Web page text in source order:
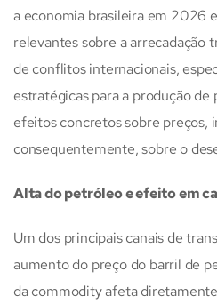
a economia brasileira em 2026
relevantes sobre a arrecadação
de conflitos internacionais,
estratégicas para a produção
efeitos concretos sobre preços,
consequentemente, sobre o
Alta do petróleo e efeito em
Um dos principais canais de
aumento do preço do barril de
da commodity afeta